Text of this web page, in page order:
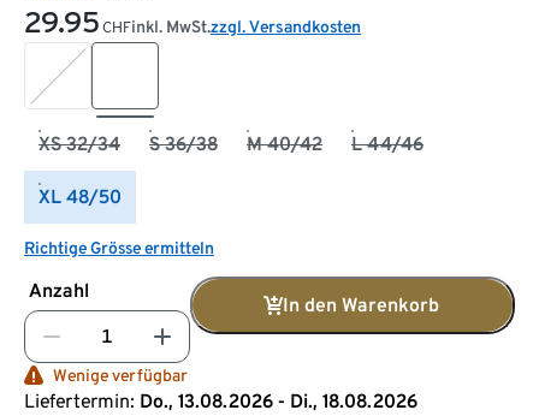
29.95 CHFinkl. MwSt.zzgl. Versandkosten
XS 32/34 S 36/38 M 40/42 L 44/46
XL 48/50
Richtige Grösse ermitteln
Anzahl
In den Warenkorb
Wenige verfügbar
Liefertermin: Do., 13.08.2026 - Di., 18.08.2026